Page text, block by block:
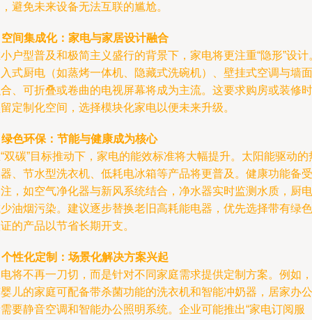
避免未来设备无法互联的尴尬。
空间集成化：家电与家居设计融合
户型普及和极简主义盛行的背景下，家电将更注重“隐形”设计
式厨电（如蒸烤一体机、隐藏式洗碗机）、壁挂式空调与墙面
、可折叠或卷曲的电视屏幕将成为主流。这要求购房或装修时
定制化空间，选择模块化家电以便未来升级。
绿色环保：节能与健康成为核心
双碳”目标推动下，家电的能效标准将大幅提升。太阳能驱动的
、节水型洗衣机、低耗电冰箱等产品将更普及。健康功能备受
，如空气净化器与新风系统结合，净水器实时监测水质，厨电
油烟污染。建议逐步替换老旧高耗能电器，优先选择带有绿色
的产品以节省长期开支。
个性化定制：场景化解决方案兴起
将不再一刀切，而是针对不同家庭需求提供定制方案。例如，
儿的家庭可配备带杀菌功能的洗衣机和智能冲奶器，居家办公
要静音空调和智能办公照明系统。企业可能推出“家电订阅服